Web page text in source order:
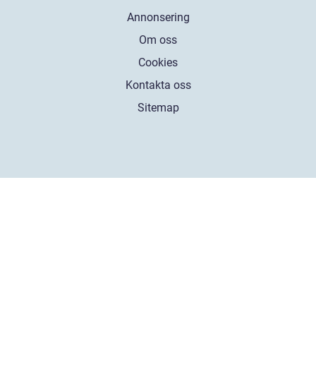
Annonsering
Om oss
Cookies
Kontakta oss
Sitemap